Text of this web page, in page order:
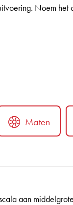
Noem het
Maten
aan